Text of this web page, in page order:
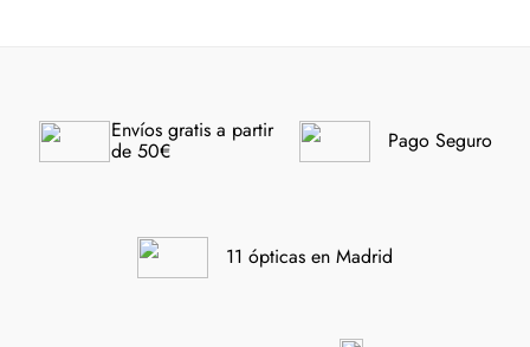
Envíos gratis a partir
de 50€ Pago Seguro
11 ópticas en Madrid